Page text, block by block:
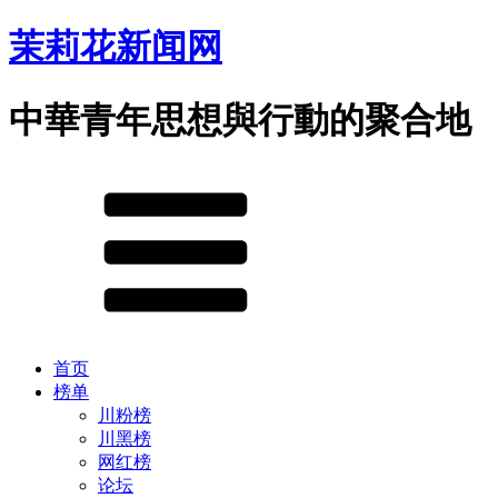
茉莉花新闻网
中華青年思想與行動的聚合地
首页
榜单
川粉榜
川黑榜
网红榜
论坛